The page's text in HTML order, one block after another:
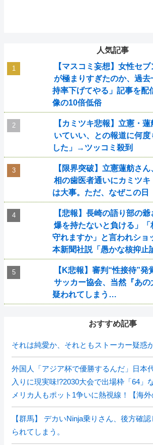
人気記事
【マスコミ妄想】女性セ
が極まりすぎたのか、過
持率下げてやる」記事を
像の10倍低俗
【カミツキ悲報】立憲・
いていい、との報道に何度
した」→ツッコミ殺到
【限界突破】立憲蓮舫さ
相の歯医者通いにカミツ
は大事。ただ、なぜこの日
【悲報】長崎の語り部の
爆を持たないと負ける」
守れますか」と言われショ
本新聞社説「愚かな核抑止
【K悲報】審判“性接待”発
サッカー協会、当然『あの
疑われてしまう…
おすすめ記事
それは純愛か、それともストーカー疑惑
外国人「アジア杯で優勝するんだ」日本
入りに現実味!?2030大会で出場枠「64」
メリカ人もポット1争いに熱視線！【海外
【群馬】 デカいNinja乗りさん、後方確
られてしまう。